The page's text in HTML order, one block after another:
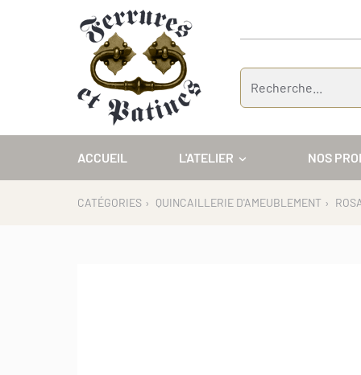
ACCUEIL L'ATELIER NOS
CATÉGORIES › QUINCAILLERIE D'AMEUBLEMENT ›
Panneau de gestion des cookies